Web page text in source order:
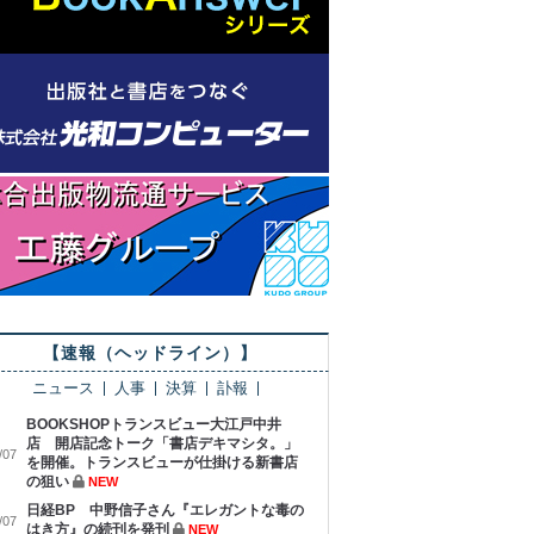
【速報（ヘッドライン）】
ニュース 人事 決算 訃報
07
BOOKSHOPトランスビュー大江戸中井
店 開店記念トーク「書店デキマシタ。」
を開催。トランスビューが仕掛ける新書店
の狙い
NEW
07
日経BP 中野信子さん『エレガントな毒の
はき方』の続刊を発刊
NEW